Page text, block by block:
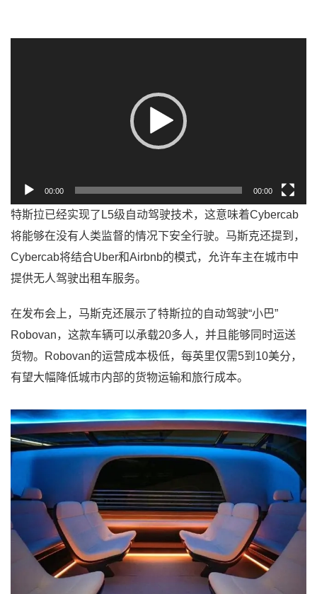
00:00 00:00
特斯拉已经实现了L5级自动驾驶技术，这意味着Cybercab
将能够在没有人类监督的情况下安全行驶。马斯克还提到，
Cybercab将结合Uber和Airbnb的模式，允许车主在城市中
提供无人驾驶出租车服务。
在发布会上，马斯克还展示了特斯拉的自动驾驶“小巴”
Robovan，这款车辆可以承载20多人，并且能够同时运送
货物。Robovan的运营成本极低，每英里仅需5到10美分，
有望大幅降低城市内部的货物运输和旅行成本。